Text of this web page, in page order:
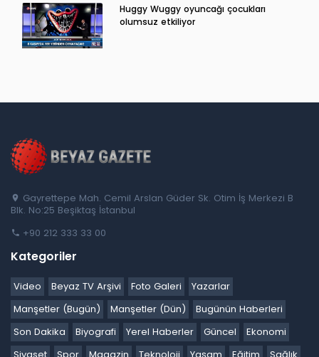
Huggy Wuggy oyuncağı çocukları
olumsuz etkiliyor
Gayrettepe Mah. Cemil Arslan Güder Sk. Otim İş Merkezi B
Blk. No:25 Beşiktaş İstanbul
+90 212 333 33 00
Kategoriler
Video Beyaz TV Arşivi Foto Galeri
Yazarlar
Manşetler (Bugün)
Manşetler (Dün)
Bugünün Haberleri
Son Dakika
Biyografi Yerel Haberler Güncel
Ekonomi
Siyaset
Spor Magazin Teknoloji Yaşam Eğitim
Sağlık